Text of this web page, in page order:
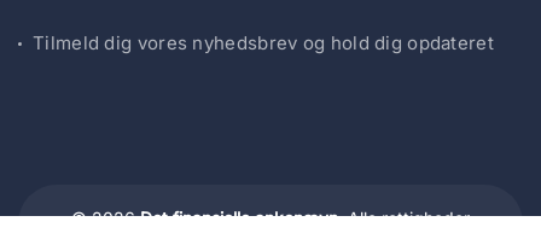
Tilmeld dig vores nyhedsbrev og hold dig opdateret
© 2026Det finansielle ankenævn.Alle rettigheder